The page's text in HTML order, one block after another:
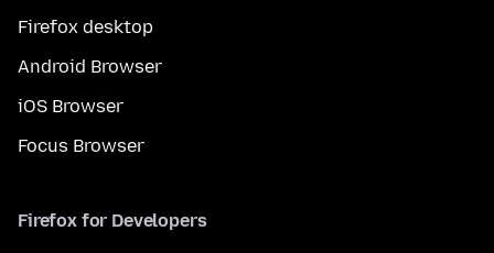
Firefox desktop
Android Browser
iOS Browser
Focus Browser
Firefox for Developers